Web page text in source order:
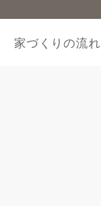
家づくりの流れ